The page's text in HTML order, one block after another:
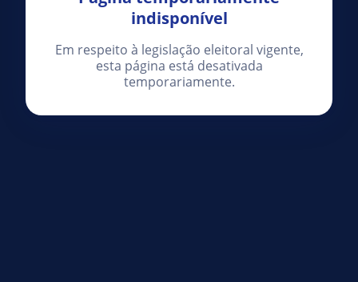
indisponível
Em respeito à legislação eleitoral vigente,
esta página está desativada
temporariamente.